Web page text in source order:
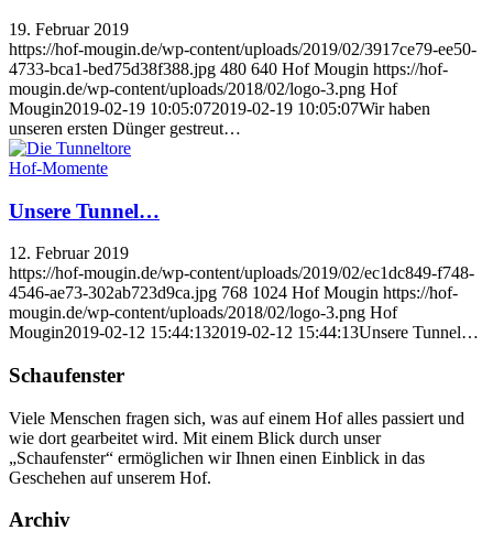
19. Februar 2019
https://hof-mougin.de/wp-content/uploads/2019/02/3917ce79-ee50-
4733-bca1-bed75d38f388.jpg 480 640 Hof Mougin https://hof-
mougin.de/wp-content/uploads/2018/02/logo-3.png Hof
Mougin2019-02-19 10:05:072019-02-19 10:05:07Wir haben
unseren ersten Dünger gestreut…
Hof-Momente
Unsere Tunnel…
12. Februar 2019
https://hof-mougin.de/wp-content/uploads/2019/02/ec1dc849-f748-
4546-ae73-302ab723d9ca.jpg 768 1024 Hof Mougin https://hof-
mougin.de/wp-content/uploads/2018/02/logo-3.png Hof
Mougin2019-02-12 15:44:132019-02-12 15:44:13Unsere Tunnel…
Schaufenster
Viele Menschen fragen sich, was auf einem Hof alles passiert und
wie dort gearbeitet wird. Mit einem Blick durch unser
„Schaufenster“ ermöglichen wir Ihnen einen Einblick in das
Geschehen auf unserem Hof.
Archiv